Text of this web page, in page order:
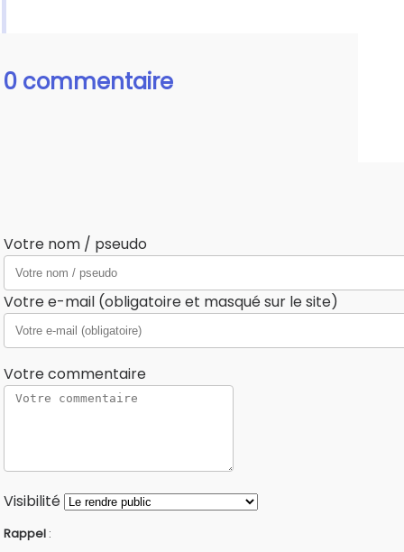
0 commentaire
Votre nom / pseudo
Votre e-mail (obligatoire et masqué sur le site)
Votre commentaire
Visibilité
Rappel :